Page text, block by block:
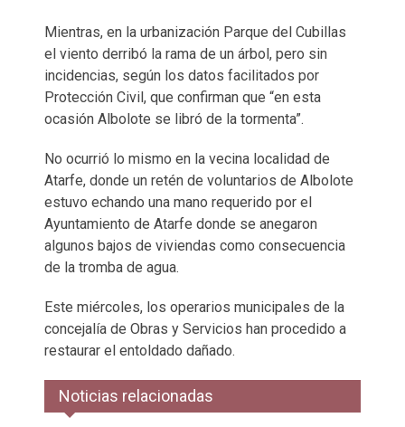
Mientras, en la urbanización Parque del Cubillas
el viento derribó la rama de un árbol, pero sin
incidencias, según los datos facilitados por
Protección Civil, que confirman que “en esta
ocasión Albolote se libró de la tormenta”.
No ocurrió lo mismo en la vecina localidad de
Atarfe, donde un retén de voluntarios de Albolote
estuvo echando una mano requerido por el
Ayuntamiento de Atarfe donde se anegaron
algunos bajos de viviendas como consecuencia
de la tromba de agua.
Este miércoles, los operarios municipales de la
concejalía de Obras y Servicios han procedido a
restaurar el entoldado dañado.
Noticias relacionadas